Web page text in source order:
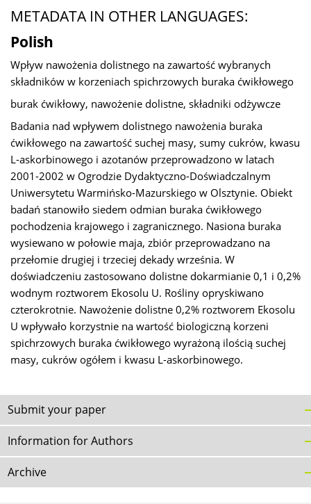
METADATA IN OTHER LANGUAGES:
Polish
Wpływ nawożenia dolistnego na zawartość wybranych
składników w korzeniach spichrzowych buraka ćwikłowego
burak ćwikłowy, nawożenie dolistne, składniki odżywcze
Badania nad wpływem dolistnego nawożenia buraka
ćwikłowego na zawartość suchej masy, sumy cukrów, kwasu
L-askorbinowego i azotanów przeprowadzono w latach
2001-2002 w Ogrodzie Dydaktyczno-Doświadczalnym
Uniwersytetu Warmińsko-Mazurskiego w Olsztynie. Obiekt
badań stanowiło siedem odmian buraka ćwikłowego
pochodzenia krajowego i zagranicznego. Nasiona buraka
wysiewano w połowie maja, zbiór przeprowadzano na
przełomie drugiej i trzeciej dekady września. W
doświadczeniu zastosowano dolistne dokarmianie 0,1 i 0,2%
wodnym roztworem Ekosolu U. Rośliny opryskiwano
czterokrotnie. Nawożenie dolistne 0,2% roztworem Ekosolu
U wpływało korzystnie na wartość biologiczną korzeni
spichrzowych buraka ćwikłowego wyrażoną ilością suchej
masy, cukrów ogółem i kwasu L-askorbinowego.
Submit your paper
Information for Authors
Archive